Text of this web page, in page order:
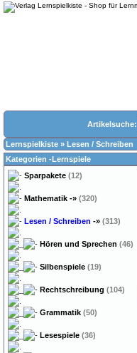
Artikelsuche:
Lernspielkiste » Lesen / Schreiben
Kategorien -Lernspiele
Sparpakete (12)
Mathematik -» (320)
Lesen / Schreiben -» (313)
Hören und Sprechen (46)
Silbenspiele (19)
Rechtschreibung (104)
Grammatik (50)
Lesespiele (36)